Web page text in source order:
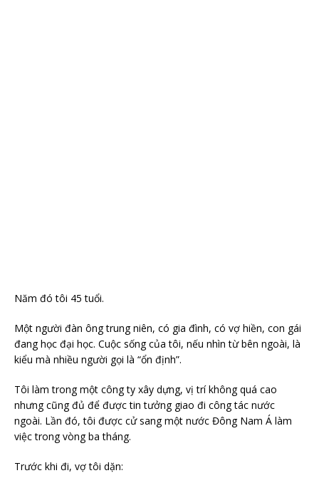
Năm đó tôi 45 tuổi.
Một người đàn ông trung niên, có gia đình, có vợ hiền, con gái
đang học đại học. Cuộc sống của tôi, nếu nhìn từ bên ngoài, là
kiểu mà nhiều người gọi là “ổn định”.
Tôi làm trong một công ty xây dựng, vị trí không quá cao
nhưng cũng đủ để được tin tưởng giao đi công tác nước
ngoài. Lần đó, tôi được cử sang một nước Đông Nam Á làm
việc trong vòng ba tháng.
Trước khi đi, vợ tôi dặn: